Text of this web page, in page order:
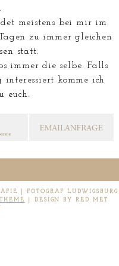
meistens bei mir im
zu immer gleichen
statt.
immer die selbe. Falls
komme ich
euch.
| FOTOGRAF LUDWIGSBURG
DESIGN BY RED MET